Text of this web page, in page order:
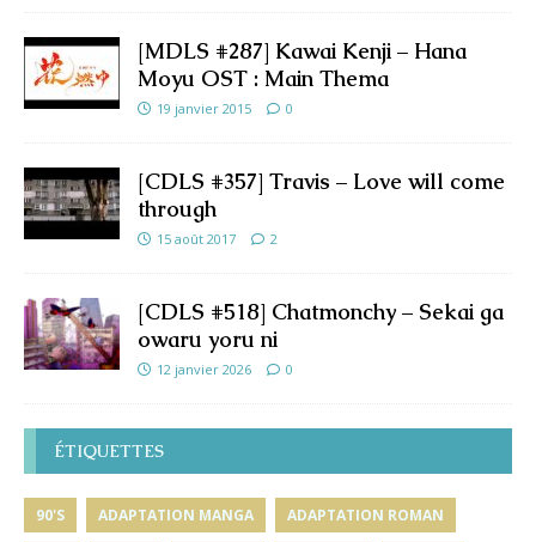
[MDLS #287] Kawai Kenji – Hana
Moyu OST : Main Thema
19 janvier 2015 0
[CDLS #357] Travis – Love will come
through
15 août 2017 2
[CDLS #518] Chatmonchy – Sekai ga
owaru yoru ni
12 janvier 2026 0
ÉTIQUETTES
90'S ADAPTATION MANGA ADAPTATION ROMAN